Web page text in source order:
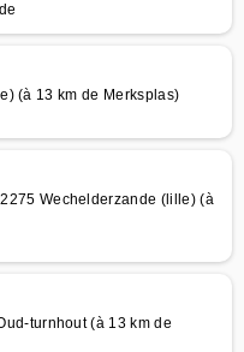
(à 13 km de Merksplas)
Wechelderzande (lille) (à
turnhout (à 13 km de